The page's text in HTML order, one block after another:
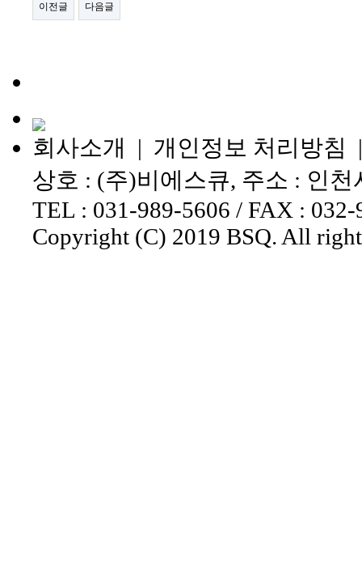
이전글 다음글
회사소개 | 개인정보 처리방침
상호 : (주)비에스큐, 주소 : 인
TEL : 031-989-5606 / FAX : 032-
Copyright (C) 2019 BSQ. All